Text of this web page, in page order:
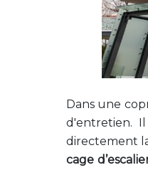
Dans une
d'entretien.
directement la
cage